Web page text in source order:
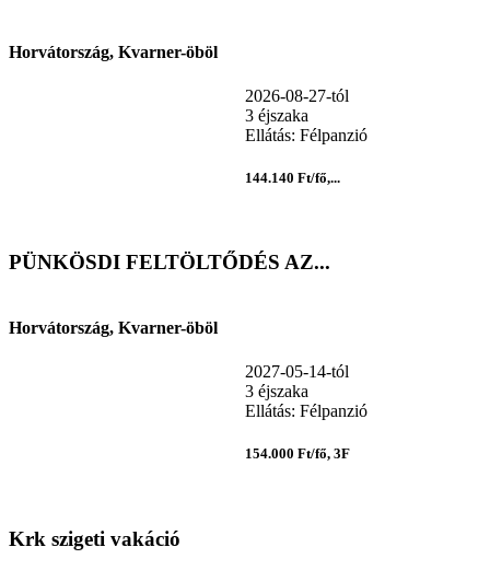
Horvátország, Kvarner-öböl
2026-08-27-tól
3 éjszaka
Ellátás: Félpanzió
144.140 Ft/fő,...
PÜNKÖSDI FELTÖLTŐDÉS AZ...
Horvátország, Kvarner-öböl
2027-05-14-tól
3 éjszaka
Ellátás: Félpanzió
154.000 Ft/fő, 3F
Krk szigeti vakáció